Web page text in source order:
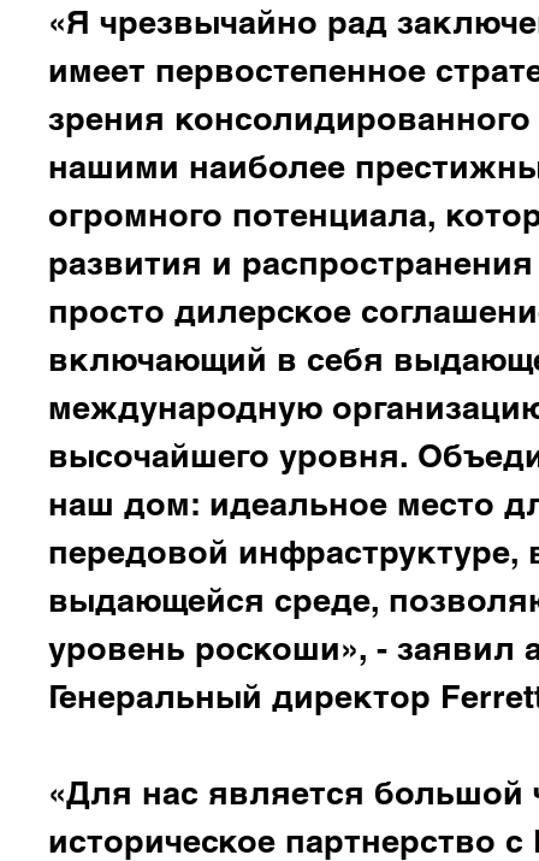
«Я чрезвычайно рад
имеет первостепенное
зрения
нашими наиболее
огромного потенциала,
развития и
просто дилерское
включающий в себя
международную
высочайшего уровня.
наш дом: идеальное место
передовой инфраструктуре,
выдающейся среде,
уровень роскоши», - заявил
Генеральный директор
«Для нас является
историческое партнерство